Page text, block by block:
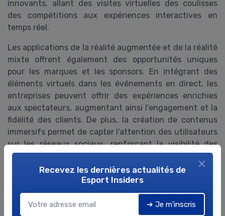
innovants, allant des visites virtuelles des coulisses
des compétitions aux expériences interactives en
temps réel.
Les applications de la réalité augmentée et de la réalité
mixte offrent également des opportunités uniques
pour les marques et les sponsors. En intégrant des
éléments virtuels dans les événements en direct, les
entreprises peuvent offrir des expériences enrichies
aux spectateurs, augmentant ainsi l'engagement et la
fidélité des clients. De plus, la création de contenus
immersifs permet de capter l'attention des utilisateurs
sur les réseaux sociaux, renforçant la visibilité des
marques.
Impact sur l'emploi et la formation
Avec l'essor de la production en réalité virtuelle, de
nouveaux métiers émergent dans l'industrie de
Recevez les dernières actualités de
Esport Insiders
➔ Je m'inscris